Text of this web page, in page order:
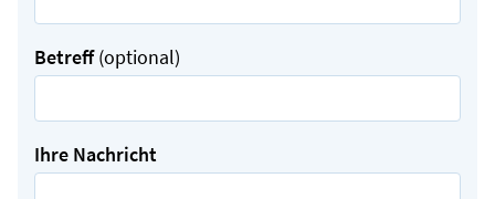
Betreff(optional)
Ihre Nachricht